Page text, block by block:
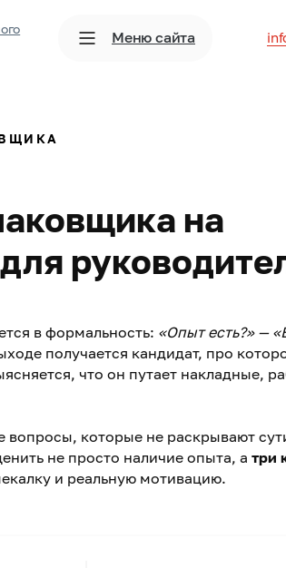
Меню сайта
на
в формальность: «Опыт есть?» —
получается кандидат, про
что он путает накладные,
которые не раскрывают
не просто наличие опыта, а три
и реальную мотивацию.